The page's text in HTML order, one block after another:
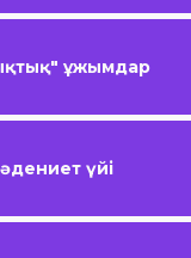
ұжымдар
үйі